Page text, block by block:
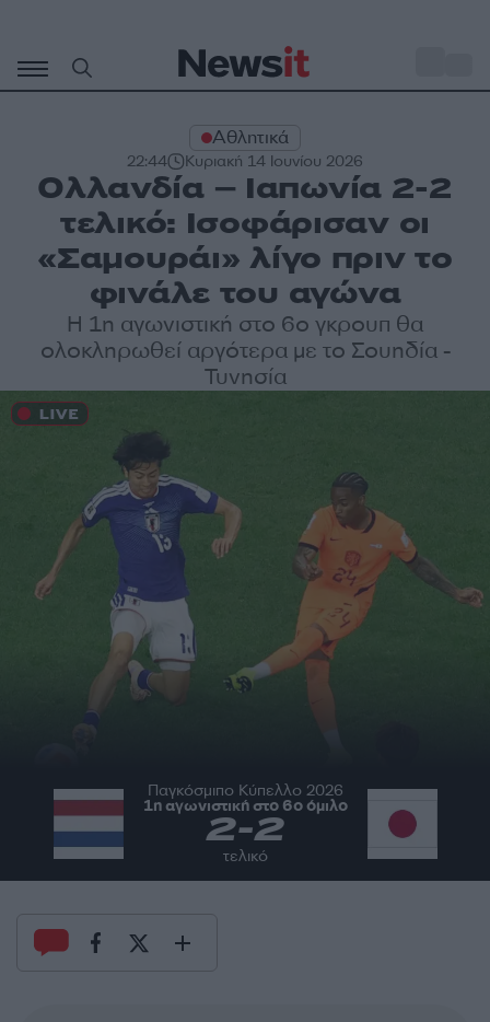
περιεχόμενο
Αθλητικά
22:44 Κυριακή 14 Ιουνίου 2026
Ολλανδία – Ιαπωνία 2-2
τελικό: Ισοφάρισαν οι
«Σαμουράι» λίγο πριν το
φινάλε του αγώνα
Η 1η αγωνιστική στο 6ο γκρουπ θα
ολοκληρωθεί αργότερα με το Σουηδία -
Τυνησία
Παγκόσμιπο Κύπελλο 2026
1η αγωνιστική στο 6ο όμιλο
2-2
τελικό